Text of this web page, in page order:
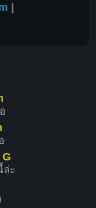
|
G
ล่ะ